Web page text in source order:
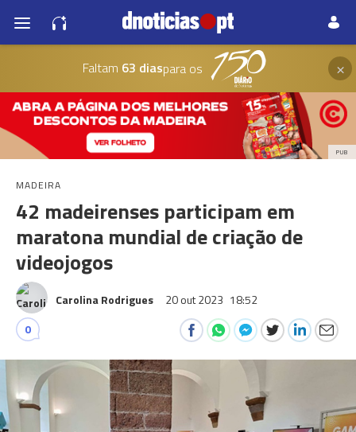
Faltam 63 diaspara os ×
PUB
MADEIRA
42 madeirenses participam em
maratona mundial de criação de
videojogos
Carolina Rodrigues 20 out 2023 18:52
0